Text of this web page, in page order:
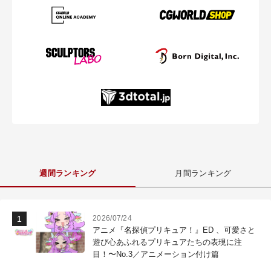
週間ランキング 月間ランキング
2026/07/24
アニメ『名探偵プリキュア！』ED 、可愛さと
遊び心あふれるプリキュアたちの表現に注
目！〜No.3／アニメーション付け篇